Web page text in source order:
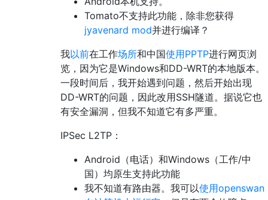
Tomato不支持此功能，除非您获得
jyavenard mod并进行编译？
我以前在工作场所和中国使用PPTP进行网页浏
览，因为它是Windows和DD-WRT的本地版本。
一段时间后，我开始遇到问题，然后开始出现
DD-WRT的问题，因此改用SSH隧道。据说它也
有安全漏洞，但我不知道它有多严重。
IPSec L2TP：
Android（电话）和Windows（工作/中
国）均原生支持此功能
我不知道有路由器。我可以使用openswan